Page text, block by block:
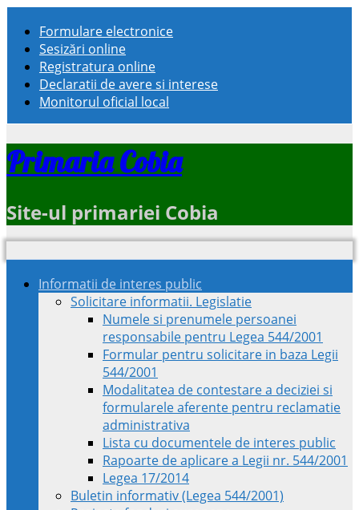
Formulare electronice
Sesizări online
Registratura online
Declaratii de avere si interese
Monitorul oficial local
Primaria Cobia
Site-ul primariei Cobia
Informatii de interes public
Solicitare informatii. Legislatie
Numele si prenumele persoanei
responsabile pentru Legea 544/2001
Formular pentru solicitare in baza Legii
544/2001
Modalitatea de contestare a deciziei si
formularele aferente pentru reclamatie
administrativa
Lista cu documentele de interes public
Rapoarte de aplicare a Legii nr. 544/2001
Legea 17/2014
Buletin informativ (Legea 544/2001)